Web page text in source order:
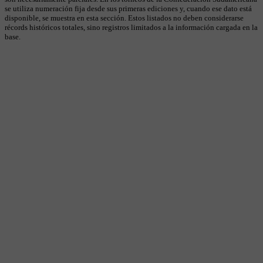
se utiliza numeración fija desde sus primeras ediciones y, cuando ese dato está
disponible, se muestra en esta sección. Estos listados no deben considerarse
récords históricos totales, sino registros limitados a la información cargada en la
base.